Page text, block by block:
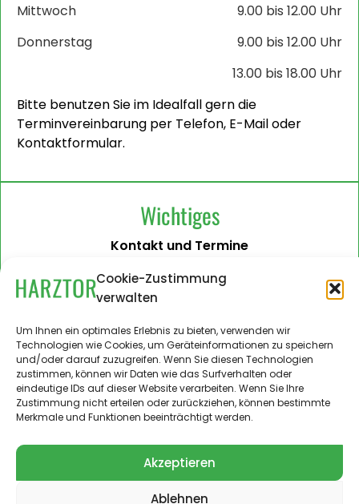
Cookie-Zustimmung
verwalten
Um Ihnen ein optimales Erlebnis zu bieten, verwenden wir
Technologien wie Cookies, um Geräteinformationen zu speichern
und/oder darauf zuzugreifen. Wenn Sie diesen Technologien
zustimmen, können wir Daten wie das Surfverhalten oder
eindeutige IDs auf dieser Website verarbeiten. Wenn Sie Ihre
Zustimmung nicht erteilen oder zurückziehen, können bestimmte
Merkmale und Funktionen beeinträchtigt werden.
Akzeptieren
Ablehnen
Mittwoch
9.00 bis 12.00 Uhr
Donnerstag
9.00 bis 12.00 Uhr
13.00 bis 18.00 Uhr
Bitte benutzen Sie im Idealfall gern die
Terminvereinbarung per Telefon, E-Mail oder
Kontaktformular.
Wichtiges
Kontakt und Termine
Barrierefreiheit
Impressum
Datenschutzerklärung
Administration
Harztor.de als Web-App
auf
iPhone und Android